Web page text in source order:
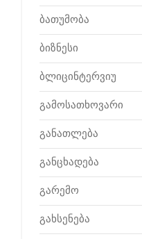
ბათუმობა
ბიზნესი
ბლიცინტერვიუ
გამოსათხოვარი
განათლება
განცხადება
გარემო
გახსენება